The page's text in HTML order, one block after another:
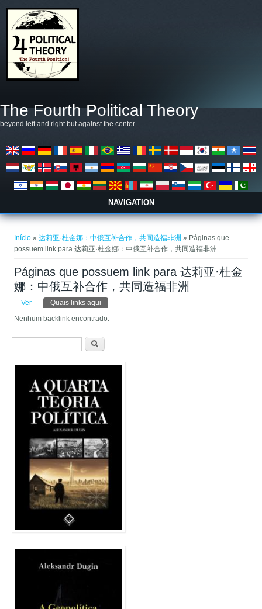
The Fourth Political Theory
beyond left and right but against the center
NAVIGATION
Início »达莉亚·杜金娜：中俄互补合作，共同造福非洲 » Páginas que
possuem link para 达莉亚·杜金娜：中俄互补合作，共同造福非洲
Páginas que possuem link para 达莉亚·杜金
娜：中俄互补合作，共同造福非洲
Abas primárias
Ver Quais links aqui
Nenhum backlink encontrado.
Formulário de busca